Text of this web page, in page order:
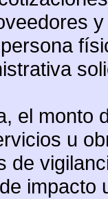
el monto
u
de
impacto